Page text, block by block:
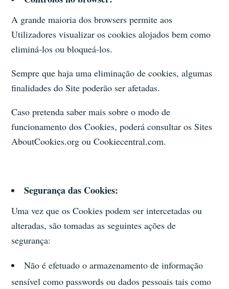
A grande maioria dos browsers permite aos
Utilizadores visualizar os cookies alojados bem como
eliminá-los ou bloqueá-los.
Sempre que haja uma eliminação de cookies, algumas
finalidades do Site poderão ser afetadas.
Caso pretenda saber mais sobre o modo de
funcionamento dos Cookies, poderá consultar os Sites
AboutCookies.org ou Cookiecentral.com.
Segurança das Cookies:
Uma vez que os Cookies podem ser intercetadas ou
alteradas, são tomadas as seguintes ações de
segurança:
Não é efetuado o armazenamento de informação
sensível como passwords ou dados pessoais tais como